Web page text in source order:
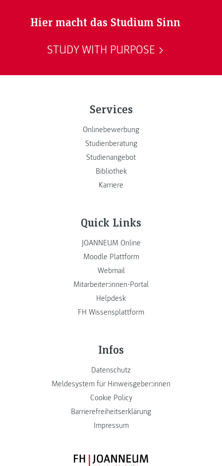
Hier macht das Studium Sinn
STUDY WITH PURPOSE
Services
Onlinebewerbung
Studienberatung
Studienangebot
Bibliothek
Karriere
Quick Links
JOANNEUM Online
Moodle Plattform
Webmail
Mitarbeiter:innen-Portal
Helpdesk
FH Wissensplattform
Infos
Datenschutz
Meldesystem für Hinweisgeber:innen
Cookie Policy
Barrierefreiheitserklärung
Impressum
FH JOANNEUM Logo